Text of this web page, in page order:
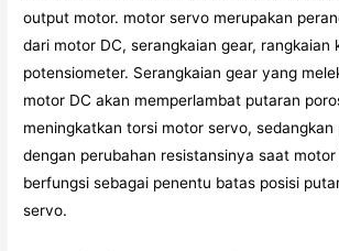
output motor. motor servo merupakan
dari motor DC, serangkaian gear, rangkaian
potensiometer. Serangkaian gear yang
motor DC akan memperlambat putaran
meningkatkan torsi motor servo,
dengan perubahan resistansinya saat
berfungsi sebagai penentu batas posisi
servo.